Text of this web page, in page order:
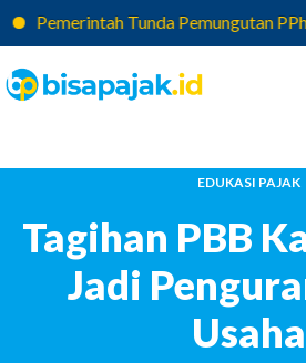
Pemerintah Tunda Pemungutan PPh
EDUKASI PAJAK
Tagihan PBB
Jadi
Usaha